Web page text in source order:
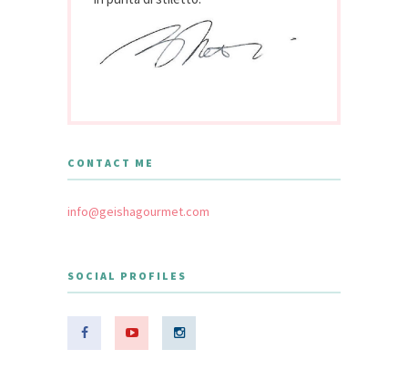
CONTACT ME
info@geishagourmet.com
SOCIAL PROFILES